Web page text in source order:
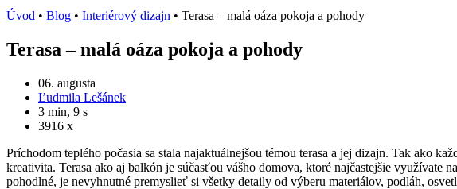
Úvod • Blog • Interiérový dizajn • Terasa – malá oáza pokoja a pohody
Terasa – malá oáza pokoja a pohody
06. augusta
Ľudmila Lešánek
3 min, 9 s
3916 x
Príchodom teplého počasia sa stala najaktuálnejšou témou terasa a jej dizajn. Tak ako
kreativita. Terasa ako aj balkón je súčasťou vášho domova, ktoré najčastejšie
pohodlné, je nevyhnutné premyslieť si všetky detaily od výberu materiálov, podláh,